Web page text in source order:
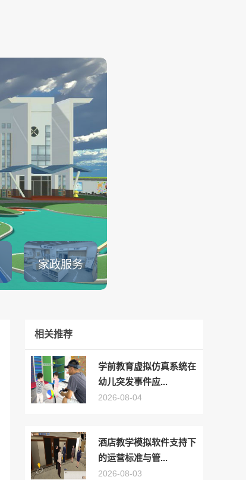
家政服务
相关推荐
学前教育虚拟仿真系统在
幼儿突发事件应...
2026-08-04
酒店教学模拟软件支持下
的运营标准与管...
2026-08-03